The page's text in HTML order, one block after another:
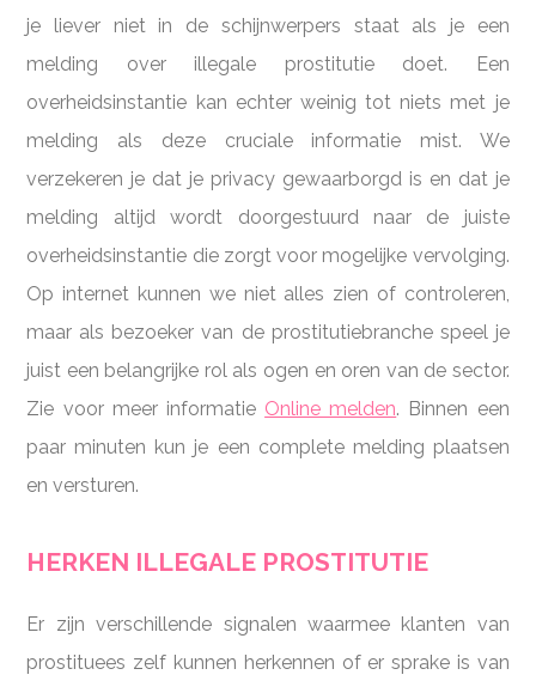
je liever niet in de schijnwerpers staat als je een
melding over illegale prostitutie doet. Een
overheidsinstantie kan echter weinig tot niets met je
melding als deze cruciale informatie mist. We
verzekeren je dat je privacy gewaarborgd is en dat je
melding altijd wordt doorgestuurd naar de juiste
overheidsinstantie die zorgt voor mogelijke vervolging.
Op internet kunnen we niet alles zien of controleren,
maar als bezoeker van de prostitutiebranche speel je
juist een belangrijke rol als ogen en oren van de sector.
Zie voor meer informatie Online melden. Binnen een
paar minuten kun je een complete melding plaatsen
en versturen.
HERKEN ILLEGALE PROSTITUTIE
Er zijn verschillende signalen waarmee klanten van
prostituees zelf kunnen herkennen of er sprake is van